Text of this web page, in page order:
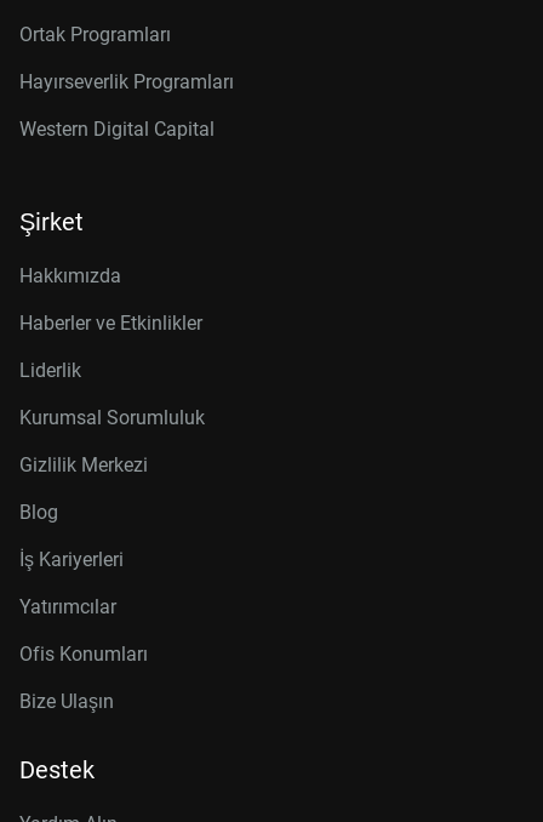
Ortak Programları
Hayırseverlik Programları
Western Digital Capital
Şirket
Hakkımızda
Haberler ve Etkinlikler
Liderlik
Kurumsal Sorumluluk
Gizlilik Merkezi
Blog
İş Kariyerleri
Yatırımcılar
Ofis Konumları
Bize Ulaşın
Destek